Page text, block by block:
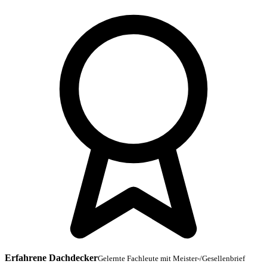
Erfahrene DachdeckerGelernte Fachleute mit Meister-/Gesellenbrief